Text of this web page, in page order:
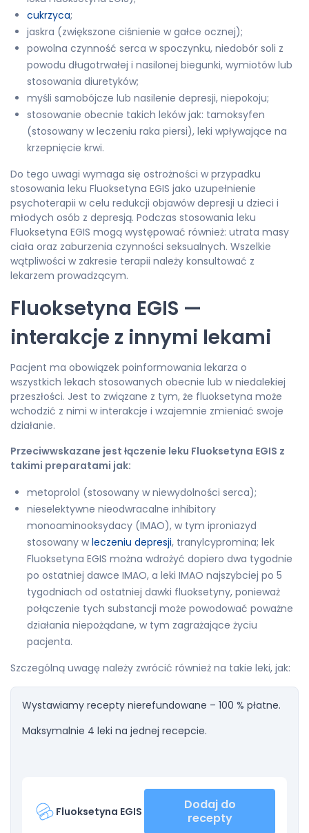
cukrzyca;
jaskra (zwiększone ciśnienie w gałce ocznej);
powolna czynność serca w spoczynku, niedobór soli z
powodu długotrwałej i nasilonej biegunki, wymiotów lub
stosowania diuretyków;
myśli samobójcze lub nasilenie depresji, niepokoju;
stosowanie obecnie takich leków jak: tamoksyfen
(stosowany w leczeniu raka piersi), leki wpływające na
krzepnięcie krwi.
Do tego uwagi wymaga się ostrożności w przypadku
stosowania leku Fluoksetyna EGIS jako uzupełnienie
psychoterapii w celu redukcji objawów depresji u dzieci i
młodych osób z depresją. Podczas stosowania leku
Fluoksetyna EGIS mogą występować również: utrata masy
ciała oraz zaburzenia czynności seksualnych. Wszelkie
wątpliwości w zakresie terapii należy konsultować z
lekarzem prowadzącym.
Fluoksetyna EGIS —
interakcje z innymi lekami
Pacjent ma obowiązek poinformowania lekarza o
wszystkich lekach stosowanych obecnie lub w niedalekiej
przeszłości. Jest to związane z tym, że fluoksetyna może
wchodzić z nimi w interakcje i wzajemnie zmieniać swoje
działanie.
Przeciwwskazane jest łączenie leku Fluoksetyna EGIS z
takimi preparatami jak:
metoprolol (stosowany w niewydolności serca);
nieselektywne nieodwracalne inhibitory
monoaminooksydacy (IMAO), w tym iproniazyd
stosowany w leczeniu depresji, tranylcypromina; lek
Fluoksetyna EGIS można wdrożyć dopiero dwa tygodnie
po ostatniej dawce IMAO, a leki IMAO najszybciej po 5
tygodniach od ostatniej dawki fluoksetyny, ponieważ
połączenie tych substancji może powodować poważne
działania niepożądane, w tym zagrażające życiu
pacjenta.
Szczególną uwagę należy zwrócić również na takie leki, jak:
Wystawiamy recepty nierefundowane – 100 % płatne.
Maksymalnie 4 leki na jednej recepcie.
Fluoksetyna EGIS
Dodaj do
recepty